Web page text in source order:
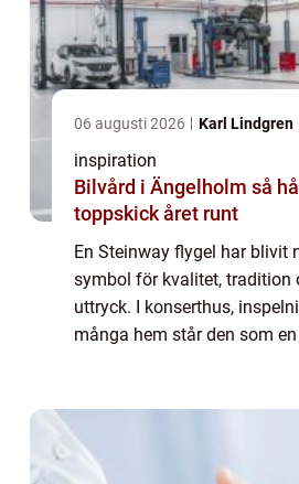
06 augusti 2026 Karl Lindgren
inspiration
Bilvård i Ängelholm så håller du bilen i
toppskick året runt
En Steinway flygel har blivit
symbol för kvalitet, tradition
uttryck. I konserthus,
många hem står den som